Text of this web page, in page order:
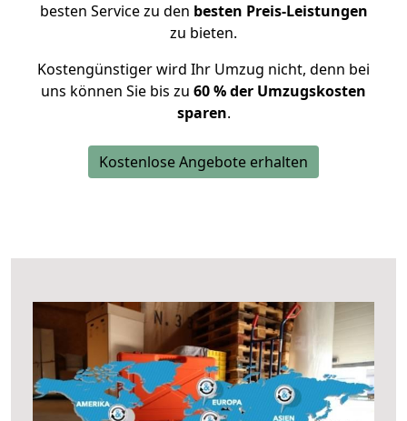
besten Service zu den besten Preis-Leistungen
zu bieten.
Kostengünstiger wird Ihr Umzug nicht, denn bei
uns können Sie bis zu 60 % der Umzugskosten
sparen.
Kostenlose Angebote erhalten